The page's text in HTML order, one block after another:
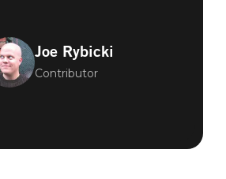
Joe Rybicki
Contributor